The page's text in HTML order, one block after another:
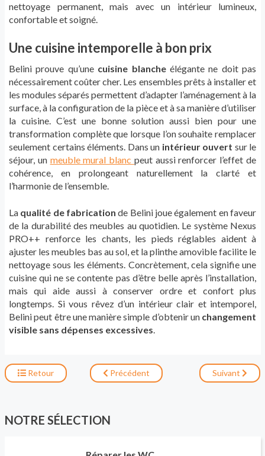
nettoyage permanent, mais avec un intérieur lumineux,
confortable et soigné.
Une cuisine intemporelle à bon prix
Belini prouve qu’une cuisine blancheélégante ne doit pas
nécessairement coûter cher. Les ensembles prêts à installer et
les modules séparés permettent d’adapter l’aménagement à la
surface, à la configuration de la pièce et à sa manière d’utiliser
la cuisine. C’est une bonne solution aussi bien pour une
transformation complète que lorsque l’on souhaite remplacer
seulement certains éléments. Dans un intérieur ouvert sur le
séjour, un meuble mural blanc peut aussi renforcer l’effet de
cohérence, en prolongeant naturellement la clarté et
l’harmonie de l’ensemble.
La qualité de fabrication de Belini joue également en faveur
de la durabilité des meubles au quotidien. Le système Nexus
PRO++ renforce les chants, les pieds réglables aident à
ajuster les meubles bas au sol, et la plinthe amovible facilite le
nettoyage sous les éléments. Concrètement, cela signifie une
cuisine qui ne se contente pas d’être belle après l’installation,
mais qui aide aussi à conserver ordre et confort plus
longtemps. Si vous rêvez d’un intérieur clair et intemporel,
Belini peut être une manière simple d’obtenir un changement
visible sans dépenses excessives.
Retour Précédent Suivant
NOTRE SÉLECTION